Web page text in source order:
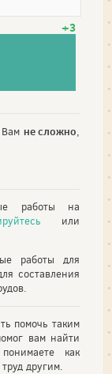
+3
не сложно,
работы на
или
работы для
составления
помочь таким
вам найти
как
другим.